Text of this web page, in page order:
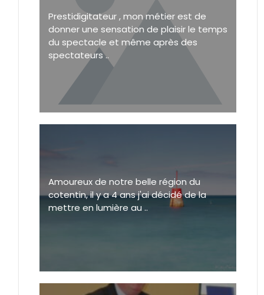
Prestidigitateur , mon métier est de
donner une sensation de plaisir le temps
du spectacle et même après des
spectateurs ..
Amoureux de notre belle région du
cotentin, il y a 4 ans j'ai décidé de la
mettre en lumière au ..